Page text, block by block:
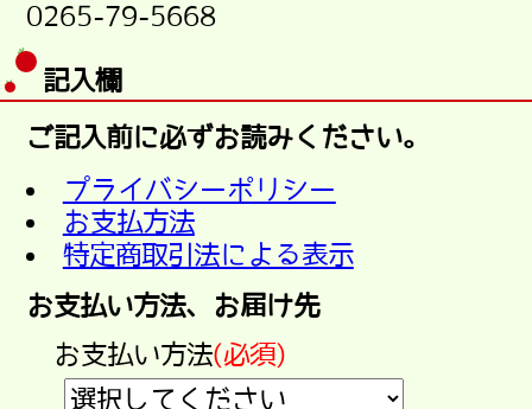
0265-79-5668
記入欄
ご記入前に必ずお読みください。
プライバシーポリシー
お支払方法
特定商取引法による表示
お支払い方法、お届け先
お支払い方法(必須)